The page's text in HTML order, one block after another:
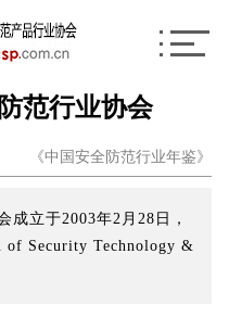
范行业协会
《中国安全防范行业年鉴》
成立于2003年2月28日，
of Security Technology &